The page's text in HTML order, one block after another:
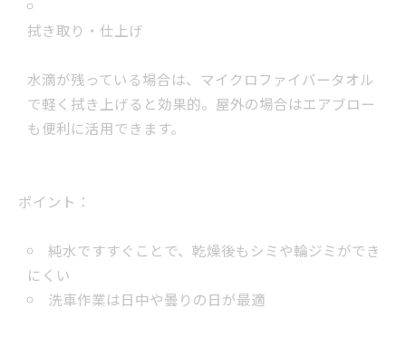
拭き取り・仕上げ
水滴が残っている場合は、マイクロファイバータオル
で軽く拭き上げると効果的。屋外の場合はエアブロー
も便利に活用できます。
ポイント：
純水ですすぐことで、乾燥後もシミや輪ジミができ
にくい
洗車作業は日中や曇りの日が最適